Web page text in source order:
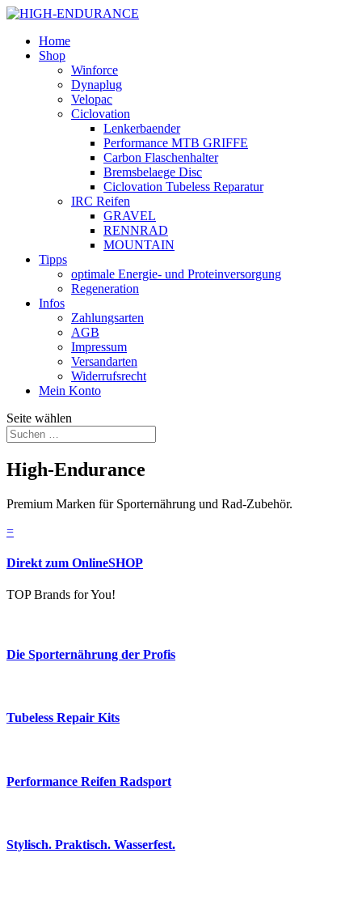
Home
Shop
Winforce
Dynaplug
Velopac
Ciclovation
Lenkerbaender
Performance MTB GRIFFE
Carbon Flaschenhalter
Bremsbelaege Disc
Ciclovation Tubeless Reparatur
IRC Reifen
GRAVEL
RENNRAD
MOUNTAIN
Tipps
optimale Energie- und Proteinversorgung
Regeneration
Infos
Zahlungsarten
AGB
Impressum
Versandarten
Widerrufsrecht
Mein Konto
Seite wählen
High-Endurance
Premium Marken für Sporternährung und Rad-Zubehör.
=
Direkt zum OnlineSHOP
TOP Brands for You!
Die Sporternährung der Profis
Tubeless Repair Kits
Performance Reifen Radsport
Stylisch. Praktisch. Wasserfest.